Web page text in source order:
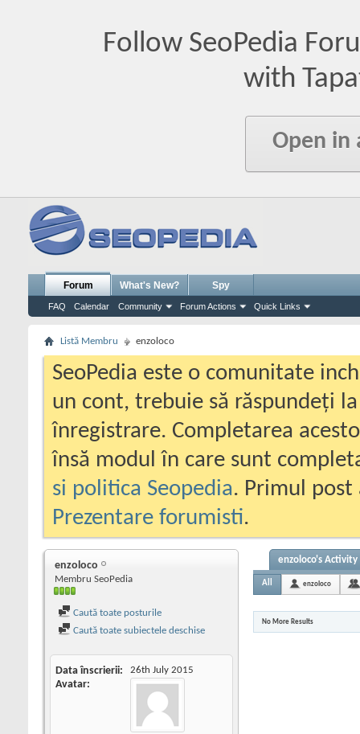
Follow SeoPedia
with
Open in
Forum
FAQ Calendar Community Forum Actions Quick Links
What's New? Spy
Listă Membru enzoloco
SeoPedia este o comunitate
un cont, trebuie să răspundeți
înregistrare. Completarea
însă modul în care sunt
si politica Seopedia. Primul
Prezentare forumisti.
enzoloco
Membru SeoPedia
Caută toate posturile
Caută toate subiectele deschise
Data înscrierii 26th July 2015
Avatar
enzoloco's Activity
All enzoloco
No More Results